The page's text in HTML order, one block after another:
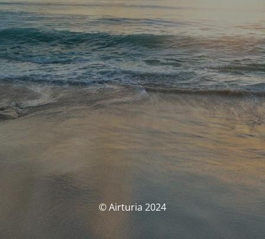
© Airturia 2024